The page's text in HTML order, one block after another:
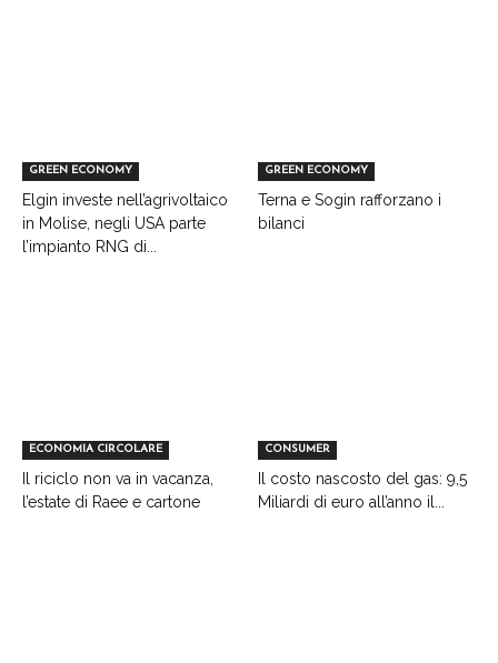
GREEN ECONOMY
Elgin investe nell’agrivoltaico
in Molise, negli USA parte
l’impianto RNG di...
GREEN ECONOMY
Terna e Sogin rafforzano i
bilanci
ECONOMIA CIRCOLARE
Il riciclo non va in vacanza,
l’estate di Raee e cartone
CONSUMER
Il costo nascosto del gas: 9,5
Miliardi di euro all’anno il...